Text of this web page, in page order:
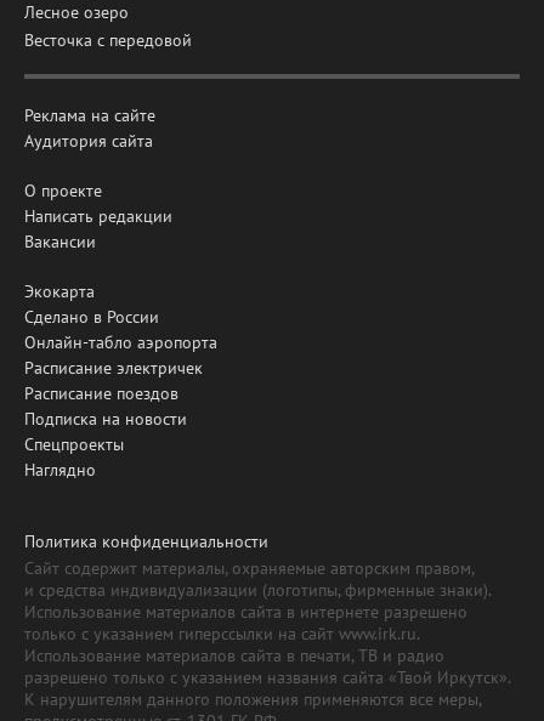
Лесное озеро
Весточка с передовой
Реклама на сайте
Аудитория сайта
О проекте
Написать редакции
Вакансии
Экокарта
Сделано в России
Онлайн-табло аэропорта
Расписание электричек
Расписание поездов
Подписка на новости
Спецпроекты
Наглядно
Политика конфиденциальности
Сайт содержит материалы, охраняемые авторским правом,
и средства индивидуализации (логотипы, фирменные знаки).
Использование материалов сайта в интернете разрешено
только с указанием гиперссылки на сайт www.irk.ru.
Использование материалов сайта в печати, ТВ и радио
разрешено только с указанием названия сайта «Твой Иркутск».
К нарушителям данного положения применяются все меры,